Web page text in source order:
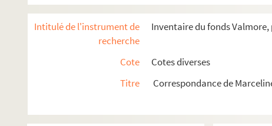
Intitulé de l'instrument de
recherche
Inventaire du fonds Valmore,
Cote
Cotes diverses
Titre
Correspondance de
Ms 1553-5-1212. Billet à Hippolyte Valmore
Ms 1553-5-1213. Billet à Hippolyte Valmore,
Ms 1553-5-1216. Lettre à Hippolyte Valmore